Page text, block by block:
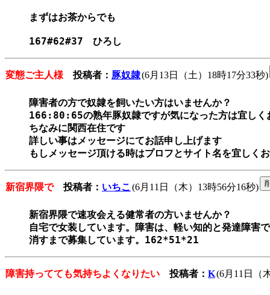
まずはお茶からでも
変態ご主人様 投稿者： 豚奴隷(6月13日（土）18時17分33秒)
障害者の方で奴隷を飼いたい方はいませんか？
166:80:65の熟年豚奴隷ですが気になった方は宜しく
ちなみに関西在住です
詳しい事はメッセージにてお話申し上げます
もしメッセージ頂ける時はプロフとサイト名を宜しく
新宿界隈で 投稿者： いちこ (6月11日（木）13時56分16秒)
新宿界隈で速攻会える健常者の方いませんか？
自宅で女装しています。障害は、軽い知的と発達障害
消すまで募集しています。162*51*21
障害持ってても気持ちよくなりたい 投稿者： K(6月11日（